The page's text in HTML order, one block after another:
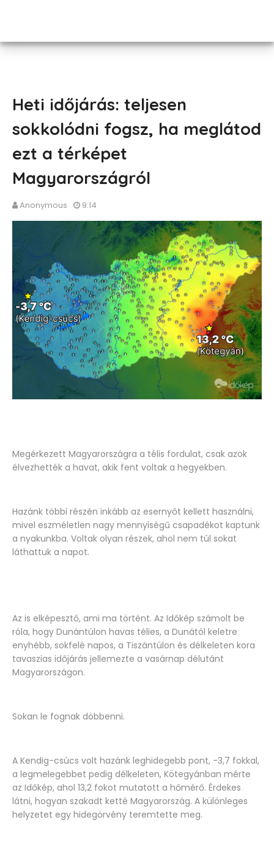
Heti időjárás: teljesen
sokkolódni fogsz, ha meglátod
ezt a térképet
Magyarországról
Anonymous 9:14
Megérkezett Magyarországra a télis fordulat, csak azok
élvezhették a havat, akik fent voltak a hegyekben.
Hazánk többi részén inkább az esernyőt kellett használni,
mivel eszméletlen nagy mennyiségű csapadékot kaptunk
a nyakunkba. Voltak olyan részek, ahol nem túl sokat
láthattuk a napot.
Az is elképesztő, ami ma történt. Az Időkép számolt be
róla, hogy Dunántúlon havas télies, a Dunától keletre
enyhébb, sokfelé napos, a Tiszántúlon és délkeleten kora
tavaszias időjárás jellemezte a vasárnap délutánt
Magyarországon.
Sokan le fognak döbbenni.
A Kendig-csúcs volt hazánk leghidegebb pont, -3,7 fokkal,
a legmelegebbet pedig délkeleten, Kötegyánban mérte
az Időkép, ahol 13,2 fokot mutatott a hőmérő. Érdekes
látni, hogyan szakadt ketté Magyarország. A különleges
helyzetet egy hidegörvény teremtette meg.